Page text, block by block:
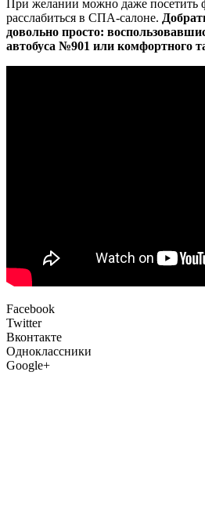
При желании можно даже посетить
расслабиться в СПА-салоне.
довольно просто:
автобуса №901 или комфортного
Facebook
Twitter
Вконтакте
Одноклассники
Google+